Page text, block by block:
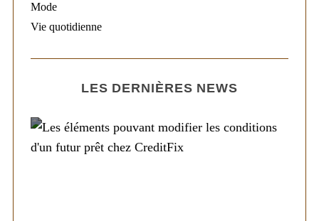
Mode
Vie quotidienne
LES DERNIÈRES NEWS